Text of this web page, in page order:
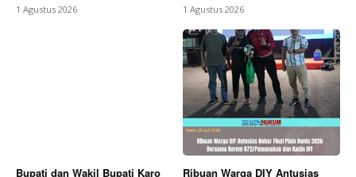
1 Agustus 2026 1 Agustus 2026
Bupati dan Wakil Bupati Karo
Ribuan Warga DIY Antusias